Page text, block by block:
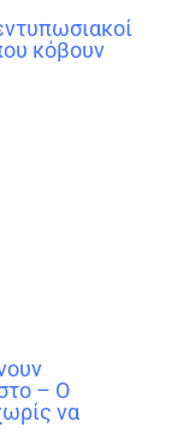
κόβουν
– Ο
να